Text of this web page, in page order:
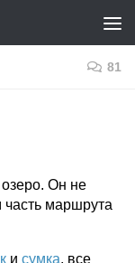
81
Он не
часть маршрута
и сумка, все